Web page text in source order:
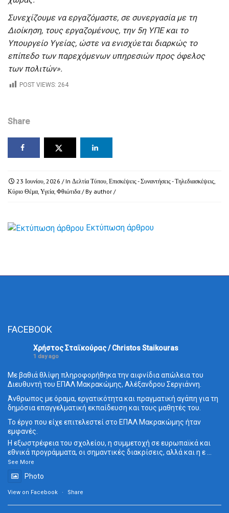
Συνεχίζουμε να εργαζόμαστε, σε συνεργασία με τη
Διοίκηση, τους εργαζομένους, την 5η ΥΠΕ και το
Υπουργείο Υγείας, ώστε να ενισχύεται διαρκώς το
επίπεδο των παρεχόμενων υπηρεσιών προς όφελος
των πολιτών».
POST VIEWS: 264
Share
23 Ιουνίου, 2026 / In Δελτία Τύπου, Επισκέψεις - Συναντήσεις - Τηλεδιασκέψεις,
Κύριο Θέμα, Υγεία, Φθιώτιδα / By author /
Εκτύπωση άρθρου
FACEBOOK
Χρήστος Σταϊκούρας / Christos Staikouras
1 day ago
Με βαθιά θλίψη πληροφορήθηκα την αιφνίδια απώλεια του
Διευθυντή του ΕΠΑΛ Μακρακώμης, Αλέξανδρου Σεργιάννη.
Άνθρωπος με όραμα, εργατικότητα και πραγματική αγάπη για τη
δημόσια επαγγελματική εκπαίδευση και τους μαθητές του.
Το έργο που είχε επιτελεστεί στο ΕΠΑΛ Μακρακώμης ήταν
εμφανές.
Η εξωστρέφεια του σχολείου, η συμμετοχή σε ευρωπαϊκά και
εθνικά προγράμματα, οι σημαντικές διακρίσεις, αλλά και η ε...
See More
Photo
View on Facebook · Share